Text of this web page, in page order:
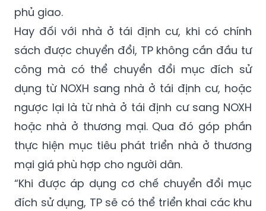
phủ giao.
Hay đối với nhà ở tái định cư, khi có chính
sách được chuyển đổi, TP không cần đầu tư
công mà có thể chuyển đổi mục đích sử
dụng từ NOXH sang nhà ở tái định cư, hoặc
ngược lại là từ nhà ở tái định cư sang NOXH
hoặc nhà ở thương mại. Qua đó góp phần
thực hiện mục tiêu phát triển nhà ở thương
mại giá phù hợp cho người dân.
“Khi được áp dụng cơ chế chuyển đổi mục
đích sử dụng, TP sẽ có thể triển khai các khu